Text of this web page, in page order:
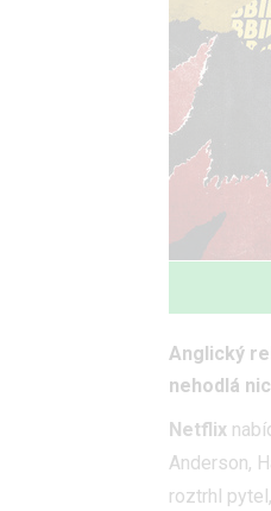
Anglický
nehodlá
Netflix
Anderson,
roztrhl